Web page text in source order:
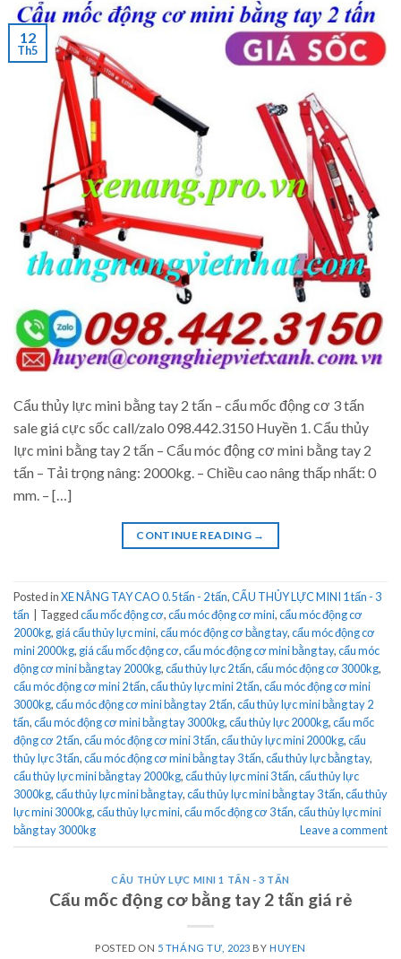
12
Th5
Cẩu thủy lực mini bằng tay 2 tấn – cẩu mốc động cơ 3 tấn
sale giá cực sốc call/zalo 098.442.3150 Huyền 1. Cẩu thủy
lực mini bằng tay 2 tấn – Cẩu móc động cơ mini bằng tay 2
tấn – Tải trọng nâng: 2000kg. – Chiều cao nâng thấp nhất: 0
mm. – […]
CONTINUE READING →
Posted inXE NÂNG TAY CAO 0.5 tấn - 2 tấn,CẨU THỦY LỰC MINI 1 tấn - 3
tấn
Taggedcẩu mốc động cơ,cẩu móc động cơ mini,cẩu móc động cơ
2000kg, giá cẩu thủy lực mini,cẩu móc động cơ bằng tay,cẩu móc động cơ
mini 2000kg, giá cẩu mốc động cơ,cẩu móc động cơ mini bằng tay,cẩu móc
động cơ mini bằng tay 2000kg,cẩu thủy lực 2 tấn,cẩu móc động cơ 3000kg,
cẩu móc động cơ mini 2 tấn,cẩu thủy lực mini 2 tấn,cẩu móc động cơ mini
3000kg,cẩu móc động cơ mini bằng tay 2 tấn,cẩu thủy lực mini bằng tay 2
tấn,cẩu móc động cơ mini bằng tay 3000kg,cẩu thủy lực 2000kg,cẩu mốc
động cơ 2 tấn,cẩu móc động cơ mini 3 tấn,cẩu thủy lực mini 2000kg,cẩu
thủy lực 3 tấn,cẩu móc động cơ mini bằng tay 3 tấn,cẩu thủy lực bằng tay,
cẩu thủy lực mini bằng tay 2000kg,cẩu thủy lực mini 3 tấn,cẩu thủy lực
3000kg,cẩu thủy lực mini bằng tay,cẩu thủy lực mini bằng tay 3 tấn,cẩu thủy
lực mini 3000kg,cẩu thủy lực mini,cẩu mốc động cơ 3 tấn,cẩu thủy lực mini
bằng tay 3000kg
Leave a comment
CẨU THỦY LỰC MINI 1 TẤN - 3 TẤN
Cẩu mốc động cơ bằng tay 2 tấn giá rẻ
POSTED ON 5 THÁNG TƯ, 2023 BY HUYEN